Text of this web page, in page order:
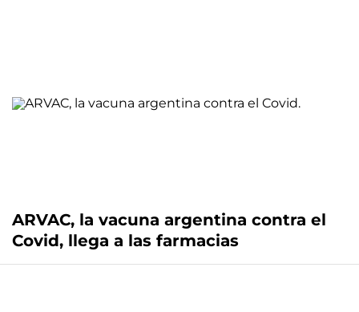
ARVAC, la vacuna argentina contra el
Covid, llega a las farmacias